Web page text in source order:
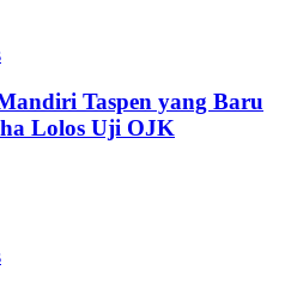
Taspen yang Baru
Lolos Uji OJK